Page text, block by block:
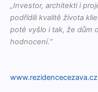
„Investor, architek­ti i
podřídili kval­itě živ­ota
poté vyš­lo i tak, že dům
hodnocení.“
www.rezidencecezava.cz